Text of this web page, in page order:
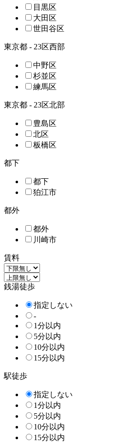
目黒区
大田区
世田谷区
東京都 - 23区西部
中野区
杉並区
練馬区
東京都 - 23区北部
豊島区
北区
板橋区
都下
都下
狛江市
都外
都外
川崎市
賃料
銭湯徒歩
指定しない
-
1分以内
5分以内
10分以内
15分以内
駅徒歩
指定しない
1分以内
5分以内
10分以内
15分以内